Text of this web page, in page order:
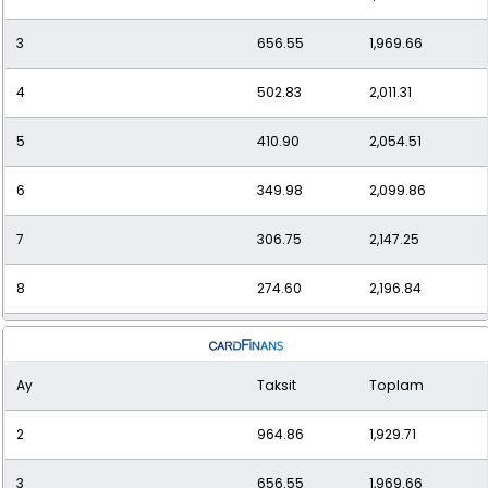
12 207.20 2,486.37
3 656.55 1,969.66
4 502.83 2,011.31
5 410.90 2,054.51
6 349.98 2,099.86
7 306.75 2,147.25
8 274.60 2,196.84
249.86
10 230.32 2,303.21
11 214.58 2,360.36
12 201.70 2,420.41
Ay Taksit Toplam
2 964.86 1,929.71
3 656.55 1,969.66